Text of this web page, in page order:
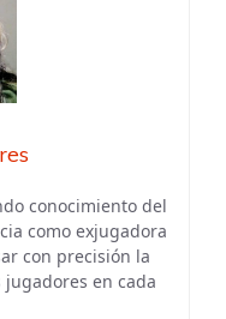
conocimiento del
como exjugadora
con precisión la
en cada